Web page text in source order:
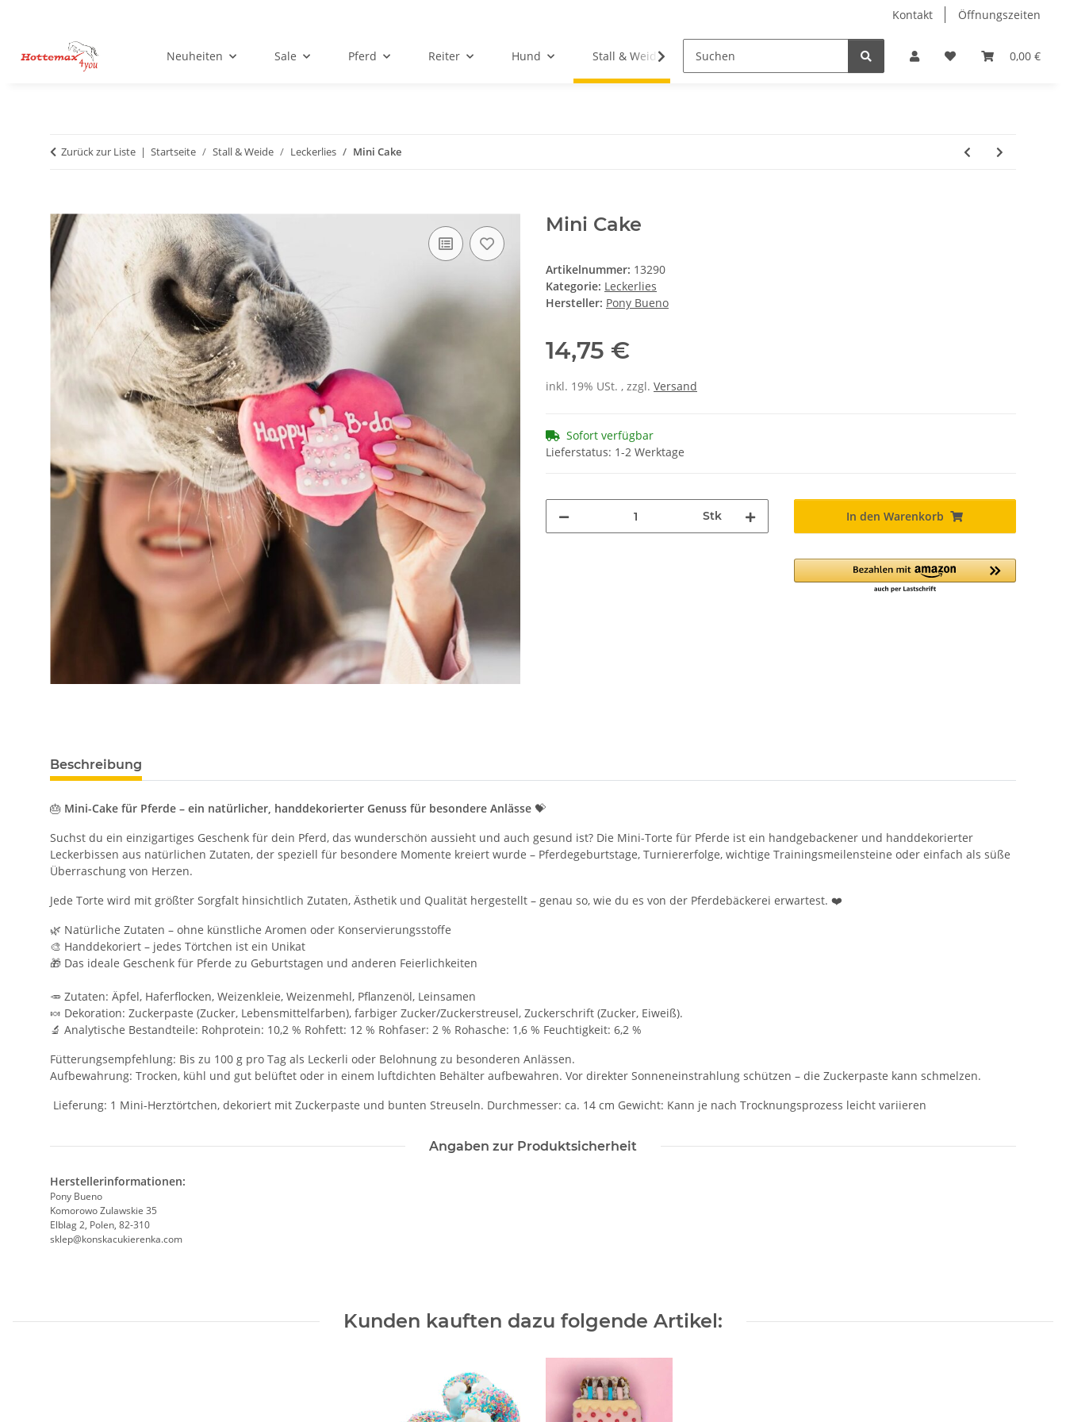
Kontakt Öffnungszeiten
0,00 €
Neuheiten Sale Pferd Reiter Hund Stall & Weide Hobby Horse Dienstleistungen Geschenkartikel &
Zurück zur Liste Startseite Stall & Weide Leckerlies Mini Cake
Mini Cake
Artikelnummer: 13290
Kategorie: Leckerlies
Hersteller: Pony Bueno
14,75 €
inkl. 19% USt. , zzgl. Versand
Sofort verfügbar
Lieferstatus: 1-2 Werktage
Stk In den Warenkorb
Beschreibung
🎂 Mini-Cake für Pferde – ein natürlicher, handdekorierter Genuss für besondere Anlässe 💝
Suchst du ein einzigartiges Geschenk für dein Pferd, das wunderschön aussieht und auch gesund ist? Die Mini-Torte für Pferde ist ein handgebackener und handdekorierter
Leckerbissen aus natürlichen Zutaten, der speziell für besondere Momente kreiert wurde – Pferdegeburtstage, Turniererfolge, wichtige Trainingsmeilensteine ​​oder einfach als süße
Überraschung von Herzen.
Jede Torte wird mit größter Sorgfalt hinsichtlich Zutaten, Ästhetik und Qualität hergestellt – genau so, wie du es von der Pferdebäckerei erwartest. ❤️
🌿 Natürliche Zutaten – ohne künstliche Aromen oder Konservierungsstoffe
🎨 Handdekoriert – jedes Törtchen ist ein Unikat
🎁 Das ideale Geschenk für Pferde zu Geburtstagen und anderen Feierlichkeiten
🥕 Zutaten: Äpfel, Haferflocken, Weizenkleie, Weizenmehl, Pflanzenöl, Leinsamen
🍬 Dekoration: Zuckerpaste (Zucker, Lebensmittelfarben), farbiger Zucker/Zuckerstreusel, Zuckerschrift (Zucker, Eiweiß).
🔬 Analytische Bestandteile: Rohprotein: 10,2 % Rohfett: 12 % Rohfaser: 2 % Rohasche: 1,6 % Feuchtigkeit: 6,2 %
Fütterungsempfehlung: Bis zu 100 g pro Tag als Leckerli oder Belohnung zu besonderen Anlässen.
Aufbewahrung: Trocken, kühl und gut belüftet oder in einem luftdichten Behälter aufbewahren. Vor direkter Sonneneinstrahlung schützen – die Zuckerpaste kann schmelzen.
Lieferung: 1 Mini-Herztörtchen, dekoriert mit Zuckerpaste und bunten Streuseln. Durchmesser: ca. 14 cm Gewicht: Kann je nach Trocknungsprozess leicht variieren
Angaben zur Produktsicherheit
Herstellerinformationen:
Pony Bueno
Komorowo Zulawskie 35
Elblag 2, Polen, 82-310
sklep@konskacukierenka.com
Kunden kauften dazu folgende Artikel: